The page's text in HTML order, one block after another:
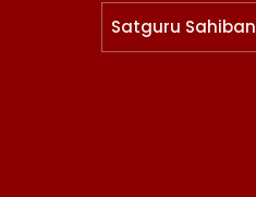
Satguru Sahiban